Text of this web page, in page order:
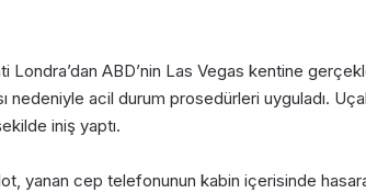
Londra’dan ABD’nin Las Vegas kentine
nedeniyle acil durum prosedürleri uyguladı.
iniş yaptı.
yanan cep telefonunun kabin içerisinde hasara